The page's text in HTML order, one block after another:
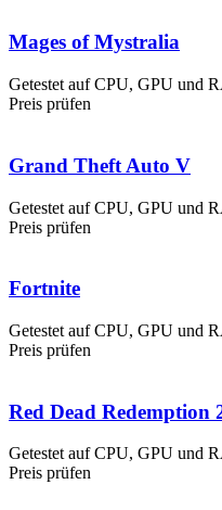
Mages of Mystralia
Getestet auf CPU, GPU und
Preis prüfen
Grand Theft Auto V
Getestet auf CPU, GPU und
Preis prüfen
Fortnite
Getestet auf CPU, GPU und
Preis prüfen
Red Dead Redemption
Getestet auf CPU, GPU und
Preis prüfen